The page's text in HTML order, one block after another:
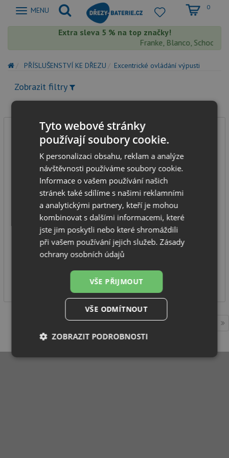
Zobrazit
MENU 0
Extra sleva 5 % na top značky!
Franke, Blanco, Schock,
PŘÍSLUŠENSTVÍ KE DŘEZU Excentrické ovládání výpusti
Zobrazit filtry
Alveus excentrické ovládání výpusti
excentrické ovládání výpusti
720 Kč
Tyto webové stránky
používají soubory cookie.
K personalizaci obsahu, reklam a analýze
návštěvnosti používáme soubory cookie.
Informace o vašem používání našich
stránek také sdílíme s našimi reklamními
a analytickými partnery, kteří je mohou
kombinovat s dalšími informacemi, které
jste jim poskytli nebo které shromáždili
při vašem používání jejich služeb.Zásady
ochrany osobních údajů
VŠE PŘIJMOUT
VŠE ODMÍTNOUT
ZOBRAZIT PODROBNOSTI
Nezbytně
Výkonové
Soubory